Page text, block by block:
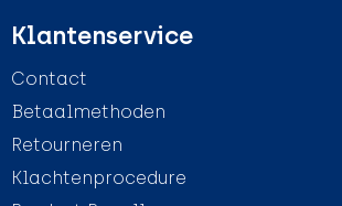
Klantenservice
Contact
Betaalmethoden
Retourneren
Klachtenprocedure